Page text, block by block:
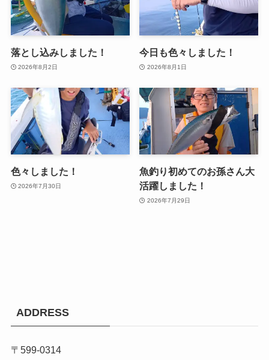
落とし込みしました！
2026年8月2日
今日も色々しました！
2026年8月1日
色々しました！
2026年7月30日
魚釣り初めてのお孫さん大
活躍しました！
2026年7月29日
ADDRESS
〒599-0314